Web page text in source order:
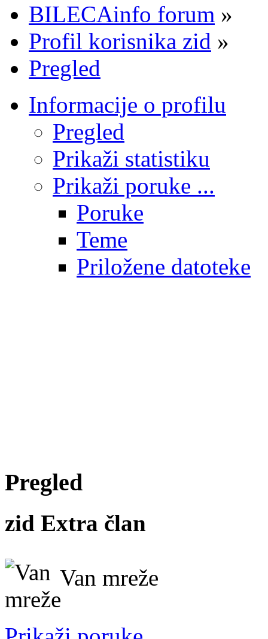
BILECAinfo forum »
Profil korisnika zid »
Pregled
Informacije o profilu
Pregled
Prikaži statistiku
Prikaži poruke ...
Poruke
Teme
Priložene datoteke
Pregled
zid Extra član
Van mreže